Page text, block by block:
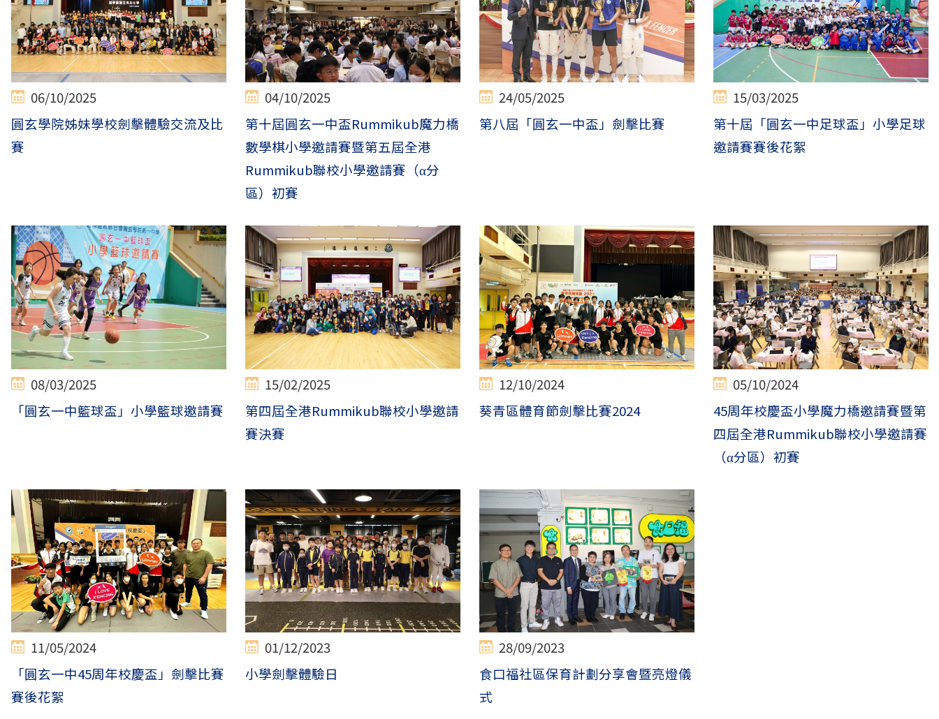
06/10/2025
圓玄學院姊妹學校劍擊體驗交流及比
賽
04/10/2025
第十屆圓玄一中盃Rummikub魔力橋
數學棋小學邀請賽暨第五屆全港
Rummikub聯校小學邀請賽（α分
區）初賽
24/05/2025
第八屆「圓玄一中盃」劍擊比賽
15/03/2025
第十屆「圓玄一中足球盃」小學足球
邀請賽賽後花絮
08/03/2025
「圓玄一中籃球盃」小學籃球邀請賽
15/02/2025
第四屆全港Rummikub聯校小學邀請
賽決賽
12/10/2024
葵青區體育節劍擊比賽2024
05/10/2024
45周年校慶盃小學魔力橋邀請賽暨第
四屆全港Rummikub聯校小學邀請賽
（α分區）初賽
11/05/2024
「圓玄一中45周年校慶盃」劍擊比賽
賽後花絮
01/12/2023
小學劍擊體驗日
28/09/2023
食口福社區保育計劃分享會暨亮燈儀
式